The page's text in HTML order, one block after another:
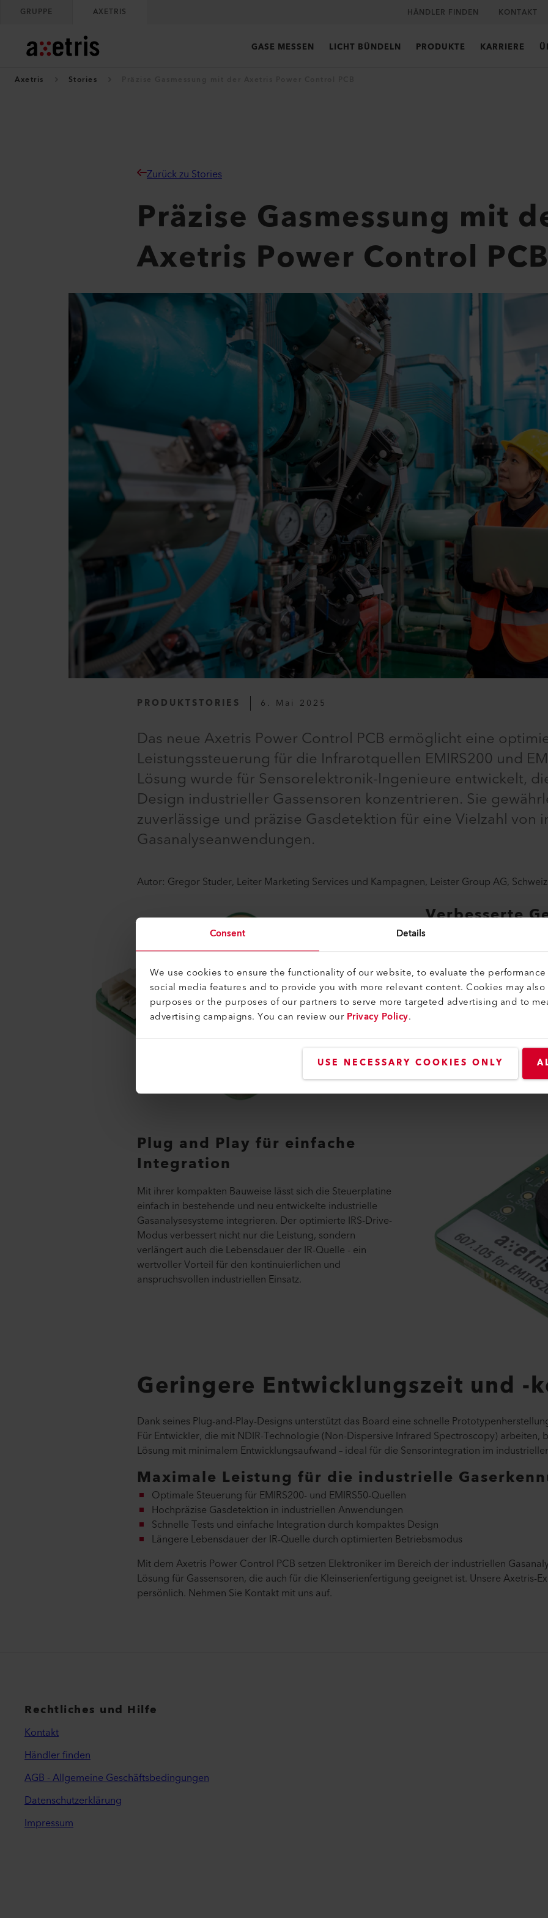
Consent Details
We use cookies to ensure the functionality of our website, to evaluate the
social media features and to provide you with more relevant content. Cookies may
purposes or the purposes of our partners to serve more targeted advertising and to
advertising campaigns. You can review ourPrivacy Policy.
USE NECESSARY COOKIES ONLY
GRUPPE AXETRIS HÄNDLER FINDEN KONTAKT
GASE MESSEN LICHT BÜNDELN PRODUKTE KARRIERE
Axetris Stories
Zurück zu Stories
Präzise Gasmessung mit
Axetris Power Control PCB
PRODUKTSTORIES 6. Mai 2025
Das neue Axetris Power Control PCB ermöglicht eine
Leistungssteuerung für die Infrarotquellen EMIRS200 und
Lösung wurde für Sensorelektronik-Ingenieure entwickelt,
Design industrieller Gassensoren konzentrieren. Sie
zuverlässige und präzise Gasdetektion für eine Vielzahl von
Gasanalyseanwendungen.
Autor: Gregor Studer, Leiter Marketing Services und Kampagnen, Leister Group AG, Schweiz
Verbesserte
industrielle
Umgebungen unerlässlich
Emissionsüberwachung,
Infrarotquellen und
wiederholbare
Betrieb entscheidend sind.
Plug and Play für einfache
Integration
Mit ihrer kompakten Bauweise lässt sich die Steuerplatine
einfach in bestehende und neu entwickelte industrielle
Gasanalysesysteme integrieren. Der optimierte IRS-Drive-
Modus verbessert nicht nur die Leistung, sondern
verlängert auch die Lebensdauer der IR-Quelle - ein
wertvoller Vorteil für den kontinuierlichen und
anspruchsvollen industriellen Einsatz.
Geringere Entwicklungszeit und -
Dank seines Plug-and-Play-Designs unterstützt das Board eine schnelle
Für Entwickler, die mit NDIR-Technologie (Non-Dispersive Infrared Spectroscopy) arbeiten,
Lösung mit minimalem Entwicklungsaufwand – ideal für die Sensorintegration im
Maximale Leistung für die industrielle
Optimale Steuerung für EMIRS200- und EMIRS50-Quellen
Hochpräzise Gasdetektion in industriellen Anwendungen
Schnelle Tests und einfache Integration durch kompaktes Design
Längere Lebensdauer der IR-Quelle durch optimierten Betriebsmodus
Mit dem Axetris Power Control PCB setzen Elektroniker im Bereich der industriellen
Lösung für Gassensoren, die auch für die Kleinserienfertigung geeignet ist. Unsere Axetris-
persönlich. Nehmen Sie Kontakt mit uns auf.
Rechtliches und Hilfe
Kontakt
Händler finden
AGB - Allgemeine Geschäftsbedingungen
Datenschutzerklärung
Impressum